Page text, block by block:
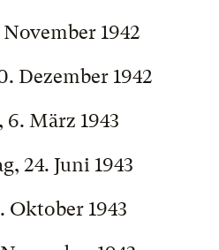
1942
Dezember 1942
6. März 1943
24. Juni 1943
Oktober 1943